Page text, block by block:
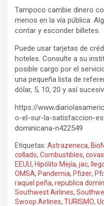
Tampoco cambie dinero
menos en la vía pública.
contar y esconder billetes.
Puede usar tarjetas de
hoteles. Consulte a su
posible cargo por el
una pequeña lista de
dólar, 5, 10, 20 y así
https://
o-el-sur-la-satisfaccion-
dominicana-n422549
Etiquetas: Astrazeneca,
collado, Combustibles, covax
EEUU, Hipólito Mejía, jac,
OMSA, Pandemia, Pfizer,
raquel peña, republica
Southwest Airlines,
Swoop Airlines, TURISMO,